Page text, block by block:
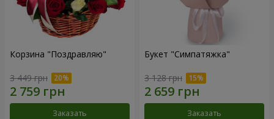
Корзина "Поздравляю"
3 449 грн
Заказать
Букет "Симпатяжка"
3 128 грн
Заказать